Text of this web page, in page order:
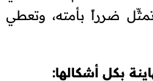
ضرراً بأمته، وتعطي
بكل أشكالها: